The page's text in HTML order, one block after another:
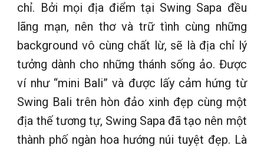
chỉ. Bởi mọi địa điểm tại Swing Sapa đều
lãng mạn, nên thơ và trữ tình cùng những
background vô cùng chất lừ, sẽ là địa chỉ lý
tưởng dành cho những thánh sống ảo. Được
ví như “mini Bali” và được lấy cảm hứng từ
Swing Bali trên hòn đảo xinh đẹp cùng một
địa thế tương tự, Swing Sapa đã tạo nên một
thành phố ngàn hoa hướng núi tuyệt đẹp. Là